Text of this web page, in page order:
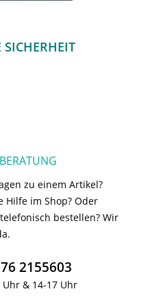
SICHERHEIT
zu einem Artikel?
Hilfe im Shop? Oder
bestellen? Wir
2155603
Uhr & 14-17 Uhr